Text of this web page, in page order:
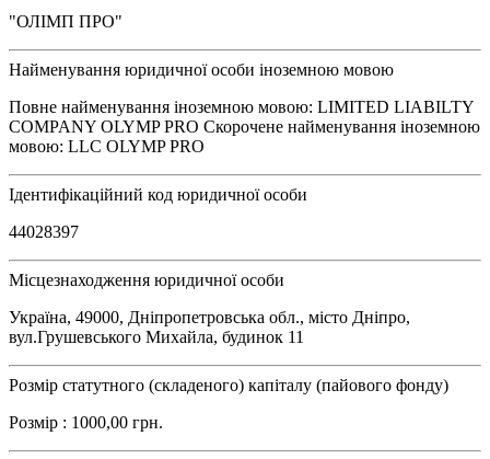
"ОЛІМП ПРО"
Найменування юридичної особи іноземною мовою
Повне найменування іноземною мовою: LIMITED LIABILTY
COMPANY OLYMP PRO Скорочене найменування іноземною
мовою: LLC OLYMP PRO
Ідентифікаційний код юридичної особи
44028397
Місцезнаходження юридичної особи
Україна, 49000, Дніпропетровська обл., місто Дніпро,
вул.Грушевського Михайла, будинок 11
Розмір статутного (складеного) капіталу (пайового фонду)
Розмір : 1000,00 грн.